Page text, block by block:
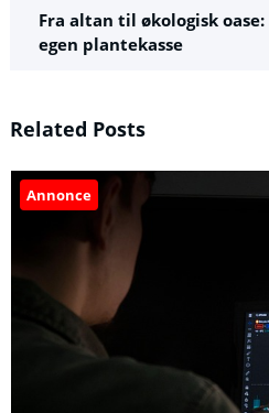
Fra altan til økologisk
egen plantekasse
Related Posts
Annonce